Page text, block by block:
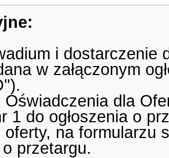
i dostarczenie
w załączonym
Oświadczenia dla
1 do ogłoszenia o
oferty, na formularzu
o przetargu.